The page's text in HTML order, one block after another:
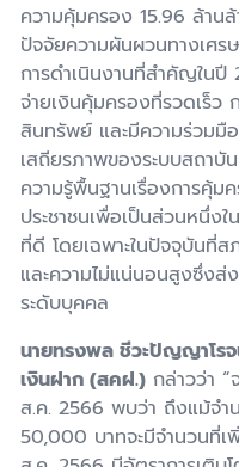
ความคุ้มครอง 15.96 ล้าน
ปัจจัยความผันผวนทางเศ
การดำเนินงานที่สำคัญใน
จ่ายเงินคุ้มครองที่รวดเร็ว
สินทรัพย์ และมีความร่วม
เสถียรภาพของระบบสถาบั
ความรู้พื้นฐานเรื่องการ
ประชาชนเพื่อเป็นส่วนหนึ่งใ
ที่ดี โดยเฉพาะในปัจจุบันที่
และความไม่แน่นอนสูงซึ่งส่
ระดับบุคคล
นายทรงพล ชีวะปัญญาโร
เงินฝาก (สคฝ.) กล่าวว่า
ส.ค. 2566 พบว่า ถึงแม้จำ
50,000 บาทจะมีจำนวนที่เ